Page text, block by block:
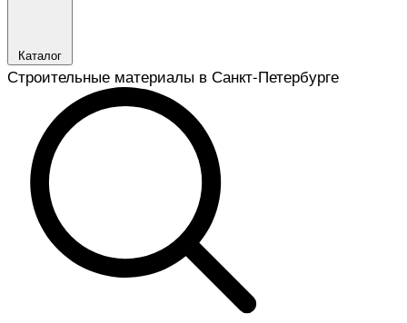
Каталог
Строительные материалы в Санкт-Петербурге